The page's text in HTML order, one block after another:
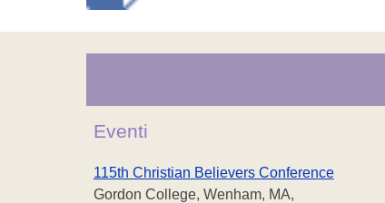
Eventi
115th Christian Believers Conference
Gordon College, Wenham, MA,